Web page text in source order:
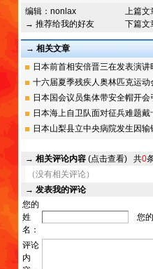
编辑： nonlax
→ 推荐给我的好友
上篇文
下篇文
→ 相关文章
日本前首相安倍晋三在发表演讲
十六届夏季残疾人奥林匹克运动
日本国会议员集体带安全帽开会
日本海上自卫队面对征兵难题戴
日本山梨县立中央病院发生因输
→ 相关评论内容 (点击查看) 共0
（没有相关评论）
→ 发表我的评论
您的
姓
名：
您的
评论
内